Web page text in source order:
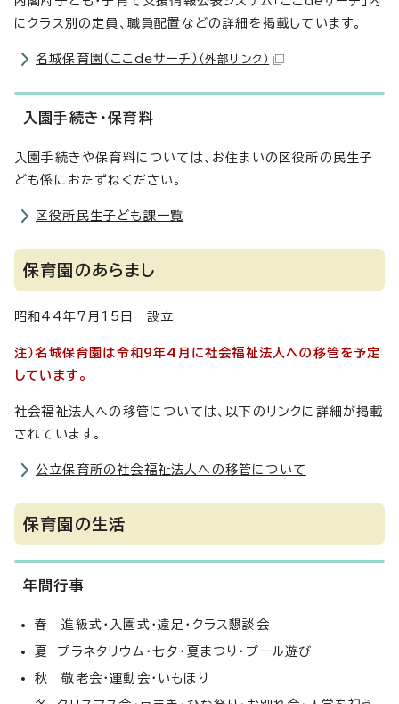
にクラス別の定員、職員配置などの詳細を掲載しています。
名城保育園（ここdeサーチ） （外部リンク）
入園手続き・保育料
入園手続きや保育料については、お住まいの区役所の民生子
ども係におたずねください。
区役所民生子ども課一覧
保育園のあらまし
昭和44年7月15日 設立
注）名城保育園は令和9年4月に社会福祉法人への移管を予定
しています。
社会福祉法人への移管については、以下のリンクに詳細が掲載
されています。
公立保育所の社会福祉法人への移管について
保育園の生活
年間行事
春 進級式・入園式・遠足・クラス懇談会
夏 プラネタリウム・七夕・夏まつり・プール遊び
秋 敬老会・運動会・いもほり